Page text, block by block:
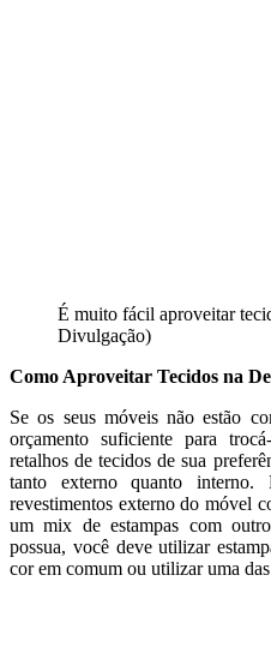
É muito fácil aproveitar
Divulgação)
Como Aproveitar Tecidos na
Se os seus móveis não estão
orçamento suficiente para
retalhos de tecidos de sua
tanto externo quanto
revestimentos externo do móvel
um mix de estampas com
possua, você deve utilizar
cor em comum ou utilizar uma